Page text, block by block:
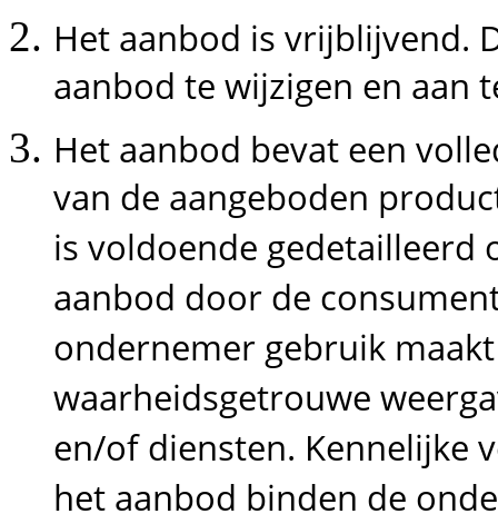
Het aanbod is vrijblijvend.
aanbod te wijzigen en aan
Het aanbod bevat een
van de aangeboden
is voldoende gedetailleerd
aanbod door de
ondernemer gebruik
waarheidsgetrouwe
en/of diensten. Kennelijke
het aanbod binden de